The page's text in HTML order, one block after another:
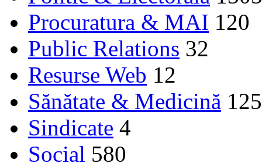
Procuratura & MAI 120
Public Relations 32
Resurse Web 12
Sănătate & Medicină 125
Sindicate 4
Social 580